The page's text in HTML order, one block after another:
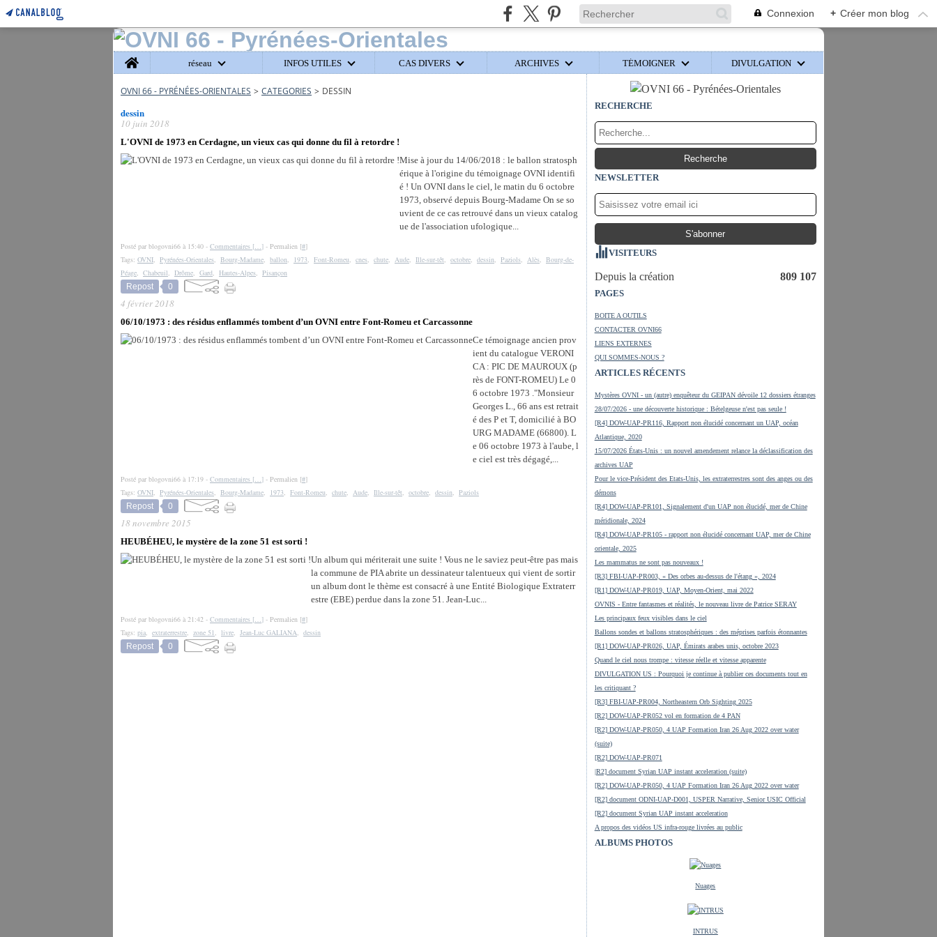
Connexion + Créer mon blog
Home
réseau INFOS UTILES CAS DIVERS ARCHIVES TÉMOIGNER DIVULGATION
OVNI 66 - PYRÉNÉES-ORIENTALES > CATEGORIES > DESSIN
dessin
10 juin 2018
L'OVNI de 1973 en Cerdagne, un vieux cas qui donne du fil à retordre !
Mise à jour du 14/06/2018 : le ballon stratosph
érique à l'origine du témoignage OVNI identifi
é ! Un OVNI dans le ciel, le matin du 6 octobre
1973, observé depuis Bourg-Madame On se so
uvient de ce cas retrouvé dans un vieux catalog
ue de l'association ufologique...
Posté par blogovni66 à 15:40 - Commentaires […] - Permalien [#]
Tags: OVNI, Pyrénées-Orientales, Bourg-Madame, ballon, 1973, Font-Romeu, cnes, chute, Aude, Ille-sur-têt, octobre, dessin, Paziols, Alès, Bourg-de-
Péage, Chabeuil, Drôme, Gard, Hautes-Alpes, Pisançon
Repost
0
4 février 2018
06/10/1973 : des résidus enflammés tombent d’un OVNI entre Font-Romeu et Carcassonne
Ce témoignage ancien prov
ient du catalogue VERONI
CA : PIC DE MAUROUX (p
rès de FONT-ROMEU) Le 0
6 octobre 1973 ."Monsieur
Georges L., 66 ans est retrait
é des P et T, domicilié à BO
URG MADAME (66800). L
e 06 octobre 1973 à l'aube, l
e ciel est très dégagé,...
Posté par blogovni66 à 17:19 - Commentaires […] - Permalien [#]
Tags: OVNI, Pyrénées-Orientales, Bourg-Madame, 1973, Font-Romeu, chute, Aude, Ille-sur-têt, octobre, dessin, Paziols
Repost
0
18 novembre 2015
HEUBÉHEU, le mystère de la zone 51 est sorti !
Un album qui mériterait une suite ! Vous ne le saviez peut-être pas mais
la commune de PIA abrite un dessinateur talentueux qui vient de sortir
un album dont le thème est consacré à une Entité Biologique Extraterr
estre (EBE) perdue dans la zone 51. Jean-Luc...
Posté par blogovni66 à 21:42 - Commentaires […] - Permalien [#]
Tags: pia, extraterrestre, zone 51, livre, Jean-Luc GALIANA, dessin
Repost
0
RECHERCHE
NEWSLETTER
VISITEURS
Depuis la création 809 107
PAGES
BOITE A OUTILS
CONTACTER OVNI66
LIENS EXTERNES
QUI SOMMES-NOUS ?
ARTICLES RÉCENTS
Mystères OVNI - un (autre) enquêteur du GEIPAN dévoile 12 dossiers étranges
28/07/2026 - une découverte historique : Bételgeuse n'est pas seule !
[R4] DOW-UAP-PR116, Rapport non élucidé concernant un UAP, océan
Atlantique, 2020
15/07/2026 États-Unis : un nouvel amendement relance la déclassification des
archives UAP
Pour le vice-Président des Etats-Unis, les extraterrestres sont des anges ou des
démons
[R4] DOW-UAP-PR101, Signalement d'un UAP non élucidé, mer de Chine
méridionale, 2024
[R4] DOW-UAP-PR105 - rapport non élucidé concernant UAP, mer de Chine
orientale, 2025
Les mammatus ne sont pas nouveaux !
[R3] FBI-UAP-PR003, « Des orbes au-dessus de l'étang », 2024
[R1] DOW-UAP-PR019, UAP, Moyen-Orient, mai 2022
OVNIS - Entre fantasmes et réalités, le nouveau livre de Patrice SERAY
Les principaux feux visibles dans le ciel
Ballons sondes et ballons stratosphériques : des méprises parfois étonnantes
[R1] DOW-UAP-PR026, UAP, Émirats arabes unis, octobre 2023
Quand le ciel nous trompe : vitesse réelle et vitesse apparente
DIVULGATION US : Pourquoi je continue à publier ces documents tout en
les critiquant ?
[R3] FBI-UAP-PR004, Northeastern Orb Sighting 2025
[R2] DOW-UAP-PR052 vol en formation de 4 PAN
[R2] DOW-UAP-PR050, 4 UAP Formation Iran 26 Aug 2022 over water
(suite)
[R2] DOW-UAP-PR071
|R2] document Syrian UAP instant acceleration (suite)
[R2] DOW-UAP-PR050, 4 UAP Formation Iran 26 Aug 2022 over water
[R2] document ODNI-UAP-D001, USPER Narrative, Senior USIC Official
[R2] document Syrian UAP instant acceleration
A propos des vidéos US infra-rouge livrées au public
ALBUMS PHOTOS
Nuages
INTRUS